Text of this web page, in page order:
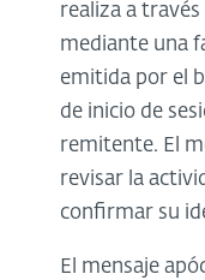
realiza a
mediante una
emitida por el
de inicio de
remitente. El
revisar la
confirmar su
El mensaje